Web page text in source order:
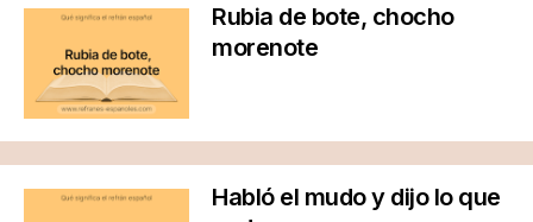
Rubia de bote, chocho
morenote
Habló el mudo y dijo lo que